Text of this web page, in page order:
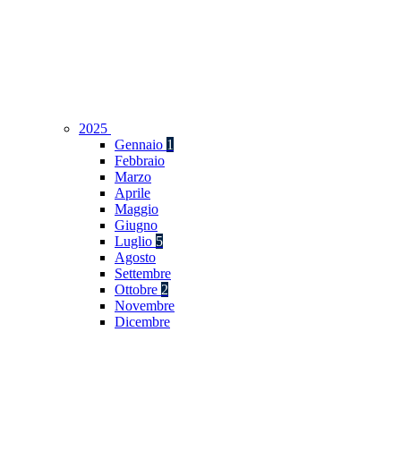
2025
Gennaio 1
Febbraio
Marzo
Aprile
Maggio
Giugno
Luglio 5
Agosto
Settembre
Ottobre 2
Novembre
Dicembre